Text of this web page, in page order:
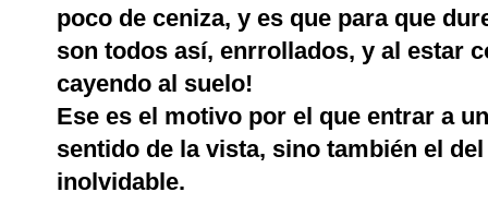
poco de ceniza, y es que para que
son todos así, enrrollados, y al estar
cayendo al suelo!
Ese es el motivo por el que entrar a
sentido de la vista, sino también el
inolvidable.